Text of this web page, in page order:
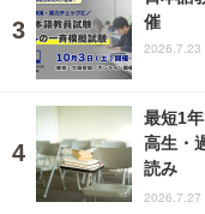
催
2026.7.23
最短1
高生・
読み
2026.7.27